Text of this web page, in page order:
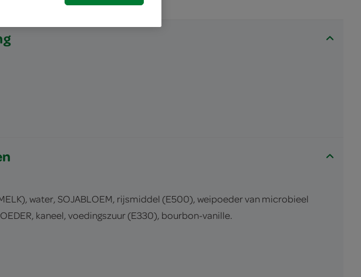
water, SOJABLOEM, rijsmiddel (E500), weipoeder van microbieel
kaneel, voedingszuur (E330), bourbon-vanille.